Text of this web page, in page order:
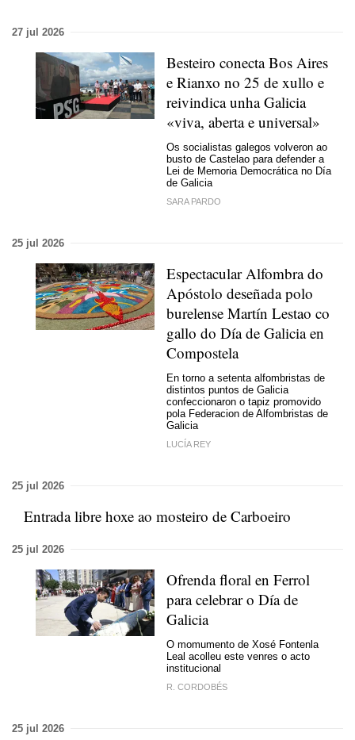
27 jul 2026
Besteiro conecta Bos Aires
e Rianxo no 25 de xullo e
reivindica unha Galicia
«viva, aberta e universal»
Os socialistas galegos volveron ao
busto de Castelao para defender a
Lei de Memoria Democrática no Día
de Galicia
SARA PARDO
25 jul 2026
Espectacular Alfombra do
Apóstolo deseñada polo
burelense Martín Lestao co
gallo do Día de Galicia en
Compostela
En torno a setenta alfombristas de
distintos puntos de Galicia
confeccionaron o tapiz promovido
pola Federacion de Alfombristas de
Galicia
LUCÍA REY
25 jul 2026
Entrada libre hoxe ao mosteiro de Carboeiro
25 jul 2026
Ofrenda floral en Ferrol
para celebrar o Día de
Galicia
O momumento de Xosé Fontenla
Leal acolleu este venres o acto
institucional
R. CORDOBÉS
25 jul 2026